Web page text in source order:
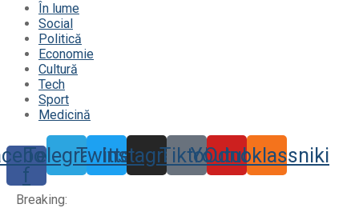
În lume
Social
Politică
Economie
Cultură
Tech
Sport
Medicină
f
TelegramTwitter
Instagram
TiktokYoutube
Odnoklassniki
Breaking: